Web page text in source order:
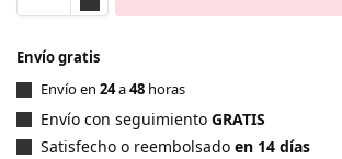
Envío gratis
Envío en 24a48 horas
Envío con seguimiento GRATIS
Satisfecho o reembolsado en 14 días